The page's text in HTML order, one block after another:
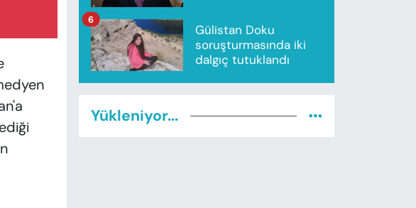
Gülistan Doku
soruşturmasında iki
dalgıç tutuklandı
6
Yükleniyor...